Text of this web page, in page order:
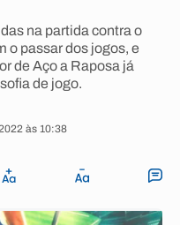
na partida contra o
o passar dos jogos, e
de Aço a Raposa já
de jogo.
às 10:38